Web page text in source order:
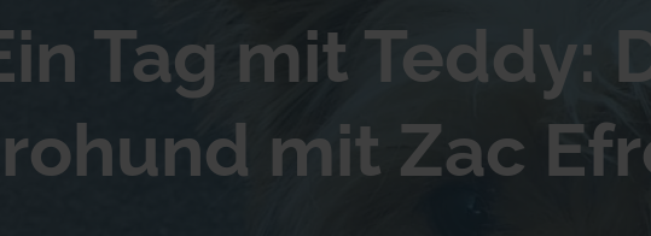
Tag mit Teddy:
mit Zac